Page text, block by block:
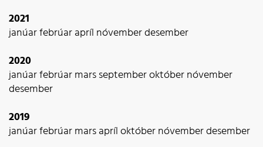
2021
janúarfebrúarapríl nóvemberdesember
2020
janúarfebrúarmarsseptemberoktóbernóvember
desember
2019
janúarfebrúarmarsapríloktóbernóvemberdesember